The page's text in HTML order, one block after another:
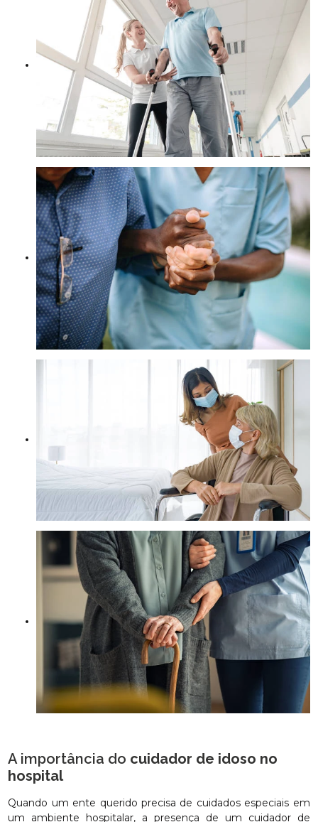
A importância do cuidador de idoso no
hospital
Quando um ente querido precisa de cuidados especiais em
um ambiente hospitalar, a presença de um cuidador de